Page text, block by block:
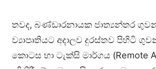
තවද, බණ්ඩාරනායක ජාත්‍යන්තර
ව්‍යාපෘතියට අදාලව දුරස්තව පිහිටි
කොටස හා ටැක්සි මාර්ගය (Remote